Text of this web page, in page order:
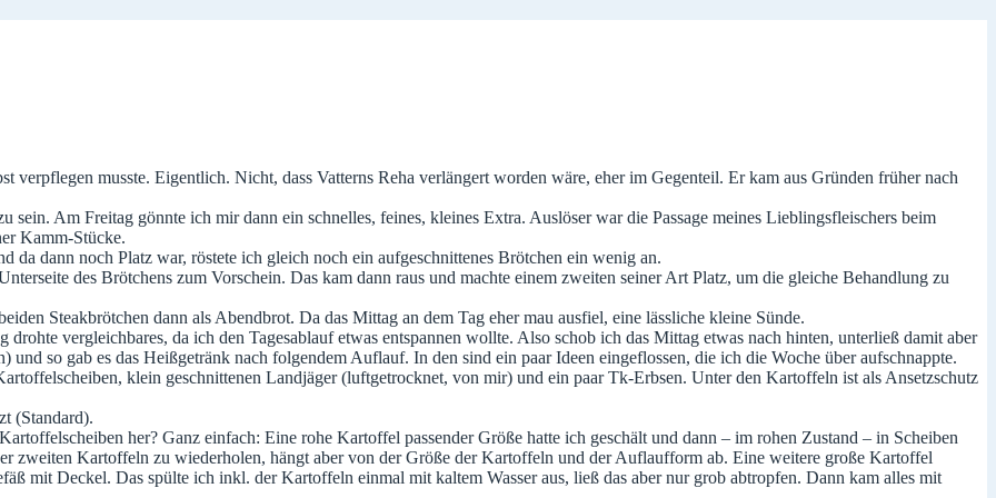
verpflegen musste. Eigentlich. Nicht, dass Vatterns Reha verlängert worden wäre, eher im Gegenteil. Er kam aus Gründen früher nach
sein. Am Freitag gönnte ich mir dann ein schnelles, feines, kleines Extra. Auslöser war die Passage meines Lieblingsfleischers beim
Kamm-Stücke.
da dann noch Platz war, röstete ich gleich noch ein aufgeschnittenes Brötchen ein wenig an.
des Brötchens zum Vorschein. Das kam dann raus und machte einem zweiten seiner Art Platz, um die gleiche Behandlung zu
Steakbrötchen dann als Abendbrot. Da das Mittag an dem Tag eher mau ausfiel, eine lässliche kleine Sünde.
vergleichbares, da ich den Tagesablauf etwas entspannen wollte. Also schob ich das Mittag etwas nach hinten, unterließ damit aber
und so gab es das Heißgetränk nach folgendem Auflauf. In den sind ein paar Ideen eingeflossen, die ich die Woche über aufschnappte.
klein geschnittenen Landjäger (luftgetrocknet, von mir) und ein paar Tk-Erbsen. Unter den Kartoffeln ist als Ansetzschutz
(Standard).
her? Ganz einfach: Eine rohe Kartoffel passender Größe hatte ich geschält und dann – im rohen Zustand – in Scheiben
zweiten Kartoffeln zu wiederholen, hängt aber von der Größe der Kartoffeln und der Auflaufform ab. Eine weitere große Kartoffel
mit Deckel. Das spülte ich inkl. der Kartoffeln einmal mit kaltem Wasser aus, ließ das aber nur grob abtropfen. Dann kam alles mit